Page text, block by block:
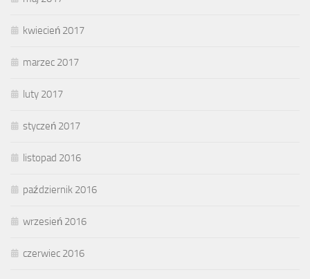
kwiecień 2017
marzec 2017
luty 2017
styczeń 2017
listopad 2016
październik 2016
wrzesień 2016
czerwiec 2016